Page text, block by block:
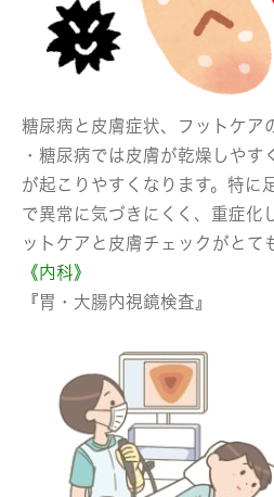
糖尿病と皮膚症状、フットケア
・糖尿病では皮膚が乾燥しやす
が起こりやすくなります。特に
で異常に気づきにくく、重症化
ットケアと皮膚チェックがとて
《内科》
『胃・大腸内視鏡検査』